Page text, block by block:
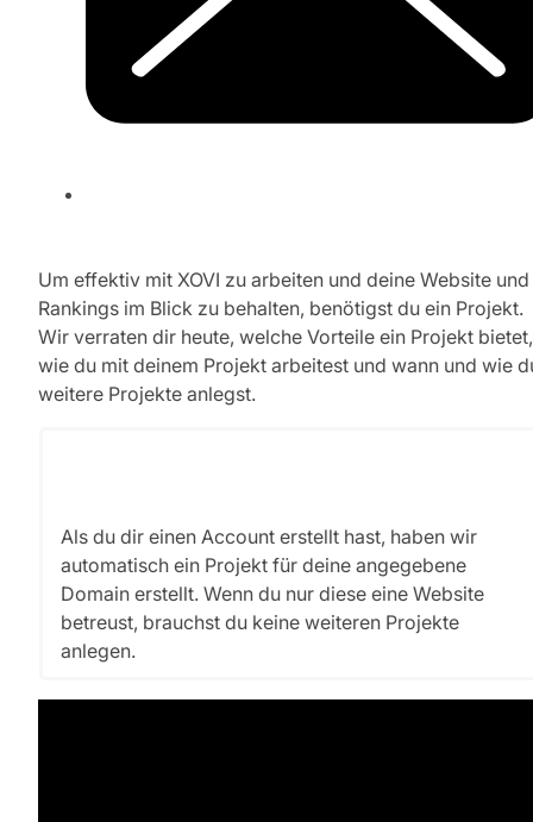
Um effektiv mit XOVI zu arbeiten und deine Website und
Rankings im Blick zu behalten, benötigst du ein Projekt.
Wir verraten dir heute, welche Vorteile ein Projekt bietet,
wie du mit deinem Projekt arbeitest und wann und wie
weitere Projekte anlegst.
Als du dir einen Account erstellt hast, haben wir
automatisch ein Projekt für deine angegebene
Domain erstellt. Wenn du nur diese eine Website
betreust, brauchst du keine weiteren Projekte
anlegen.